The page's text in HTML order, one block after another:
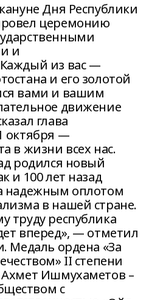
Дня Республики
церемонию
и
из вас —
и его золотой
вами и вашим
движение
глава
октября —
в жизни всех нас.
родился новый
и 100 лет назад
надежным оплотом
в нашей стране.
труду республика
вперед», — отметил
Медаль ордена «За
II степени
Ахмет Ишмухаметов –
с